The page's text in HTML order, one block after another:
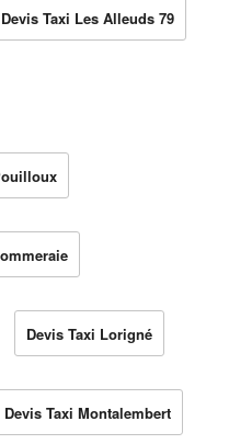
Devis Taxi Les Alleuds 79
Devis Taxi Lorigné
Devis Taxi Montalembert